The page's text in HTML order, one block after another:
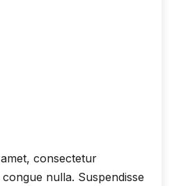
consectetur
nulla. Suspendisse